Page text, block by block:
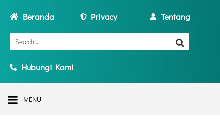
Beranda Privacy Tentang
Hubungi Kami
MENU